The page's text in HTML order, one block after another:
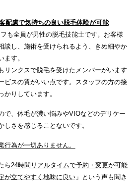
配慮で気持ちの良い脱毛体験が可能
も全員が男性の脱毛技能士です。お客様
談し、施術を受けられるよう、きめ細やか
す。
リンクスで脱毛を受けたメンバーがいます
ビスの質がいい点です。スタッフの方の接
りしています。
で、体毛が濃い悩みやVIOなどのデリケー
しさを感じることないです。
為が一切ありません。
ら24時間リアルタイムで予約・変更が可能
が立てやすく地味に良い」という声も聞き